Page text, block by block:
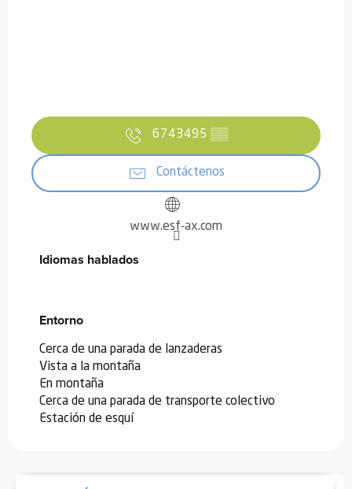
6743495 ▒▒
Contáctenos
www.esf-ax.com
Idiomas hablados
Idiomas hablados
Entorno
Entorno
Cerca de una parada de lanzaderas
Vista a la montaña
En montaña
Cerca de una parada de transporte colectivo
Estación de esquí